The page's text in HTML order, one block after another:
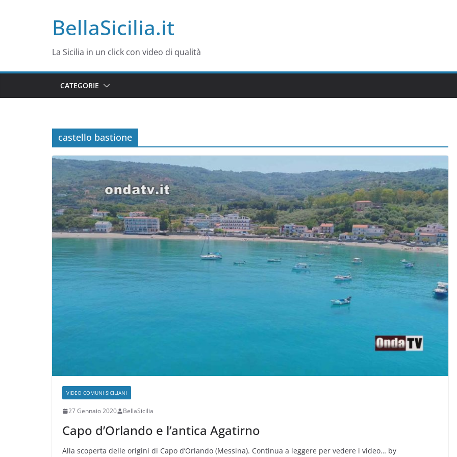
BellaSicilia.it
La Sicilia in un click con video di qualità
CATEGORIE
castello bastione
VIDEO COMUNI SICILIANI
27 Gennaio 2020 BellaSicilia
Capo d’Orlando e l’antica Agatirno
Alla scoperta delle origini di Capo d’Orlando (Messina). Continua a leggere per vedere i video… by